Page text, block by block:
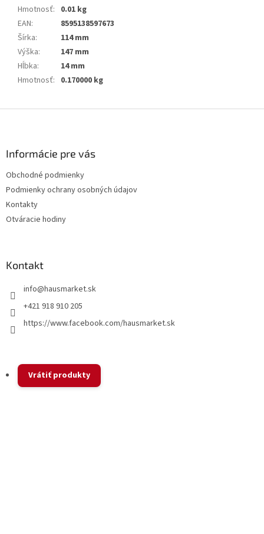
Hmotnosť: 0.01 kg
EAN:
8595138597673
Šírka:
114 mm
Výška:
147 mm
Hĺbka:
14 mm
Hmotnosť: 0.170000 kg
Informácie pre vás
Obchodné podmienky
Podmienky ochrany osobných údajov
Kontakty
Otváracie hodiny
Kontakt
info@hausmarket.sk
+421 918 910 205
https://www.facebook.com/hausmarket.sk
Vrátiť produkty